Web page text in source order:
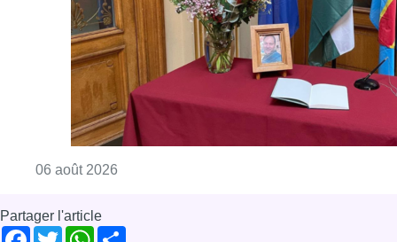
06 août 2026
Partager l'article
Facebook
TwitterWhatsApp